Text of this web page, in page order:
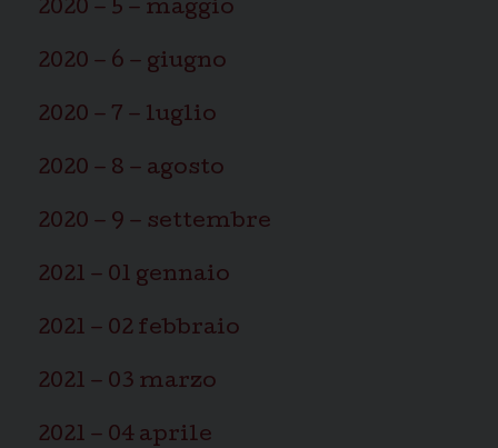
2020 – 5 – maggio
2020 – 6 – giugno
2020 – 7 – luglio
2020 – 8 – agosto
2020 – 9 – settembre
2021 – 01 gennaio
2021 – 02 febbraio
2021 – 03 marzo
2021 – 04 aprile